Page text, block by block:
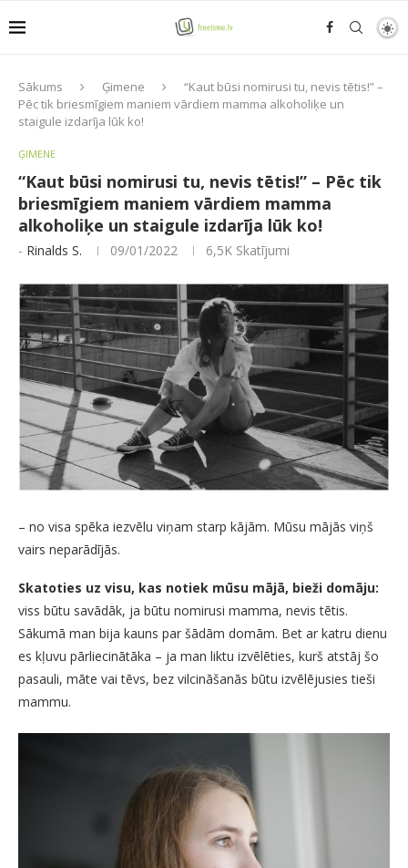
Sākums Ģimene
“Kaut būsi nomirusi tu, nevis tētis!” –
Pēc tik briesmīgiem maniem vārdiem mamma alkoholiķe un
staigule izdarīja lūk ko!
ĢIMENE
“Kaut būsi nomirusi tu, nevis tētis!” – Pēc tik
briesmīgiem maniem vārdiem mamma
alkoholiķe un staigule izdarīja lūk ko!
- Rinalds S. 09/01/2022 6,5K Skatījumi
– no visa spēka iezvēlu viņam starp kājām. Mūsu mājās viņš
vairs neparādījās.
Skatoties uz visu, kas notiek mūsu mājā, bieži domāju:
viss būtu savādāk, ja būtu nomirusi mamma, nevis tētis.
Sākumā man bija kauns par šādām domām. Bet ar katru dienu
es kļuvu pārliecinātāka – ja man liktu izvēlēties, kurš atstāj šo
pasauli, māte vai tēvs, bez vilcināšanās būtu izvēlējusies tieši
mammu.